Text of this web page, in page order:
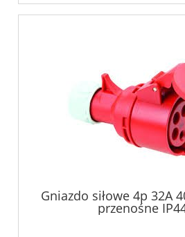
Gniazdo siłowe 4p 32A
przenośne